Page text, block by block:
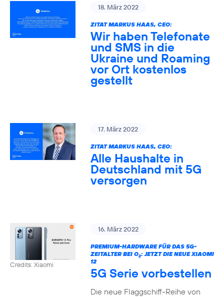
18. März 2022
ZITAT MARKUS HAAS, CEO:
Wir haben Telefonate
und SMS in die
Ukraine und Roaming
vor Ort kostenlos
gestellt
17. März 2022
ZITAT MARKUS HAAS, CEO:
Alle Haushalte in
Deutschland mit 5G
versorgen
Credits: Xiaomi
16. März 2022
PREMIUM-HARDWARE FÜR DAS 5G-
ZEITALTER BEI O2: JETZT DIE NEUE XIAOMI
12
5G Serie vorbestellen
Die neue Flaggschiff-Reihe von